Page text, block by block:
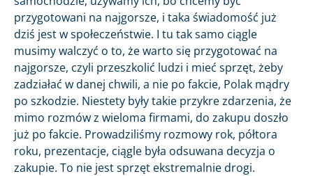
przygotowani na najgorsze, i taka świadomość już
dziś jest w społeczeństwie. I tu tak samo ciągle
musimy walczyć o to, że warto się przygotować na
najgorsze, czyli przeszkolić ludzi i mieć sprzęt, żeby
zadziałać w danej chwili, a nie po fakcie, Polak mądry
po szkodzie. Niestety były takie przykre zdarzenia, że
mimo rozmów z wieloma firmami, do zakupu doszło
już po fakcie. Prowadziliśmy rozmowy rok, półtora
roku, prezentacje, ciągle była odsuwana decyzja o
zakupie. To nie jest sprzęt ekstremalnie drogi.